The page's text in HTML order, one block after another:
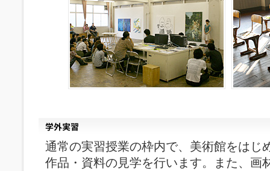
通常の実習授業の枠内で、美術館をはじ
作品・資料の見学を行います。また、画